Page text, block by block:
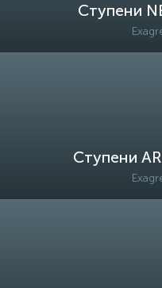
Ступени
Ступени